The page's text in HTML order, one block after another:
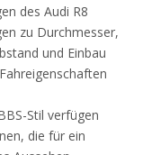
des Audi R8
zu Durchmesser,
und Einbau
Stil verfügen
die für ein